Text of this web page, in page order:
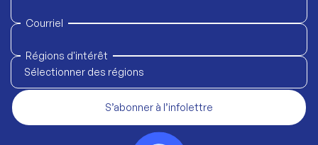
Courriel
Régions d'intérêt
Sélectionner des régions
S’abonner à l’infolettre